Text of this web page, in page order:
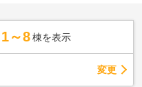
1～8 棟を表示
変更